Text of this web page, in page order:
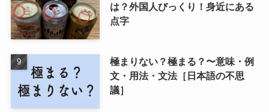
は？外国人びっくり！身近にある
点字
極まりない？極まる？〜意味・例
文・用法・文法［日本語の不思
議］